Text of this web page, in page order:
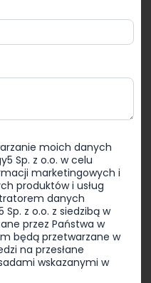
moich danych
Sp. z o.o. w celu
marketingowych i
produktów i usług
z o.o. z siedzibą w
przez Państwa w
będą przetwarzane w
na przesłane
wskazanymi w